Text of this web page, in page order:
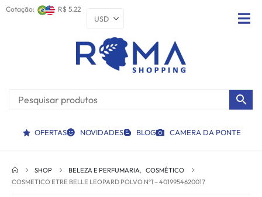
Cotação: R$ 5.22
OFERTAS NOVIDADES BLOG CAMERA DA PONTE
SHOP BELEZA E PERFUMARIA, COSMÉTICO
COSMETICO ETRE BELLE LEOPARD POLVO Nº1 – 4019954620017